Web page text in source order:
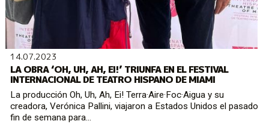
14.07.2023
LA OBRA ‘OH, UH, AH, EI!’ TRIUNFA EN EL FESTIVAL
INTERNACIONAL DE TEATRO HISPANO DE MIAMI
La producción Oh, Uh, Ah, Ei! Terra·Aire·Foc·Aigua y su
creadora, Verónica Pallini, viajaron a Estados Unidos el pasado
fin de semana para...